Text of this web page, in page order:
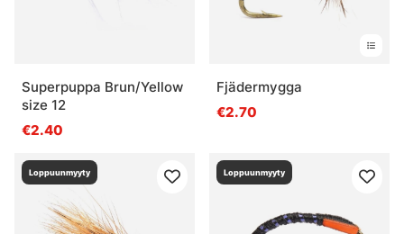
Superpuppa Brun/Yellow
size 12
€2.40
Fjädermygga
€2.70
Loppuunmyyty Loppuunmyyty